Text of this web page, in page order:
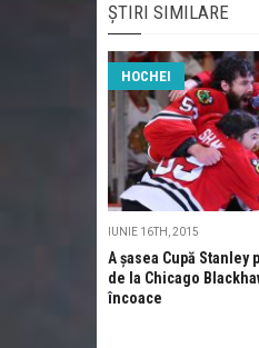
ȘTIRI SIMILARE
HOCHEI
IUNIE 16TH, 2015
A șasea Cupă
de la Chicago
încoace